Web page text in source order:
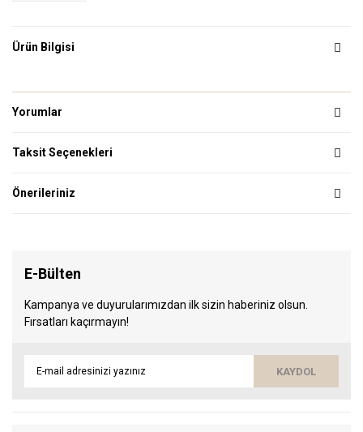
Ürün Bilgisi
Yorumlar
Taksit Seçenekleri
Önerileriniz
E-Bülten
Kampanya ve duyurularımızdan ilk sizin haberiniz olsun.
Fırsatları kaçırmayın!
KAYDOL